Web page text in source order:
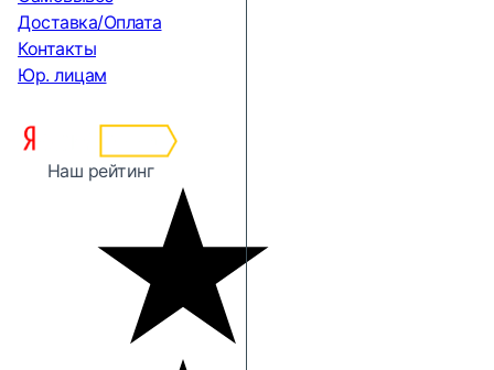
Доставка/Оплата
Контакты
Юр. лицам
Наш рейтинг